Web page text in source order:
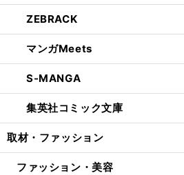
ZEBRACK
マンガMeets
S-MANGA
集英社コミック文庫
取材・ファッション
ファッション・美容